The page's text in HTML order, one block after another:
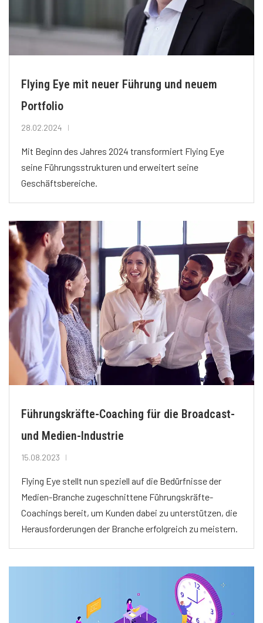
Flying Eye mit neuer Führung und neuem
Portfolio
28.02.2024
Mit Beginn des Jahres 2024 transformiert Flying Eye
seine Führungsstrukturen und erweitert seine
Geschäftsbereiche.
Führungskräfte-Coaching für die Broadcast-
und Medien-Industrie
15.08.2023
Flying Eye stellt nun speziell auf die Bedürfnisse der
Medien-Branche zugeschnittene Führungskräfte-
Coachings bereit, um Kunden dabei zu unterstützen, die
Herausforderungen der Branche erfolgreich zu meistern.